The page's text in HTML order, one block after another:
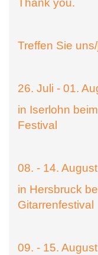
Thank you.
Treffen Sie
26. Juli - 01.
in Iserlohn
Festival
08. - 14.
in Hersbruck
Gitarrenfestival
09. - 15.